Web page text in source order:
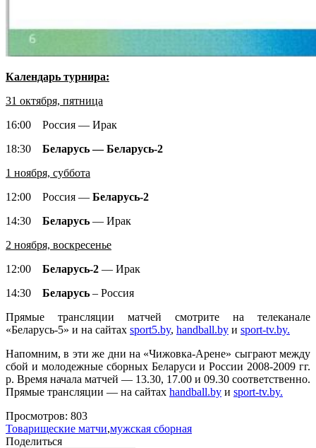
Календарь турнира:
31 октября, пятница
16:00 Россия — Ирак
18:30 Беларусь — Беларусь-2
1 ноября, суббота
12:00 Россия — Беларусь-2
14:30 Беларусь — Ирак
2 ноября, воскресенье
12:00 Беларусь-2 — Ирак
14:30
Беларусь – Россия
Прямые трансляции матчей смотрите на телеканале
«Беларусь-5» и на сайтах sport5.by, handball.by и sport-tv.by.
Напомним, в эти же дни на «Чижовка-Арене» сыграют между
сбой и молодежные сборных Беларуси и России 2008-2009 гг.
р. Время начала матчей — 13.30, 17.00 и 09.30 соответственно.
Прямые трансляции — на сайтах handball.by и sport-tv.by.
Просмотров: 803
Товарищеские матчи,мужская сборная
Поделиться